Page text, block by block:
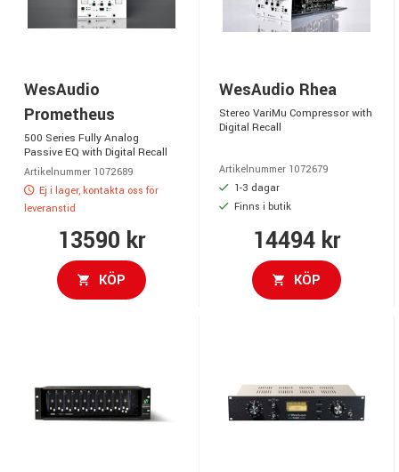
WesAudio
Prometheus
500 Series Fully Analog
Passive EQ with Digital Recall
Artikelnummer 1072689
Ej i lager, kontakta oss för
leveranstid
13590 kr
KÖP
WesAudio Rhea
Stereo VariMu Compressor with
Digital Recall
Artikelnummer 1072679
1-3 dagar
Finns i butik
14494 kr
KÖP